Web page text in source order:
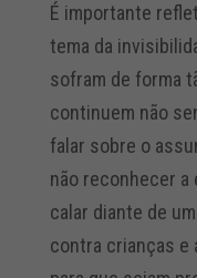
É importante
tema da
sofram de forma
continuem não
falar sobre o
não reconhecer a
calar diante de
contra crianças